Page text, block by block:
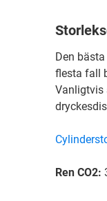
Den
flesta fall
Vanligtvis
Ren CO2: